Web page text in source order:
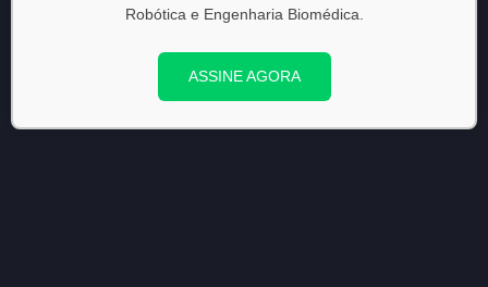
Robótica e Engenharia Biomédica.
ASSINE AGORA